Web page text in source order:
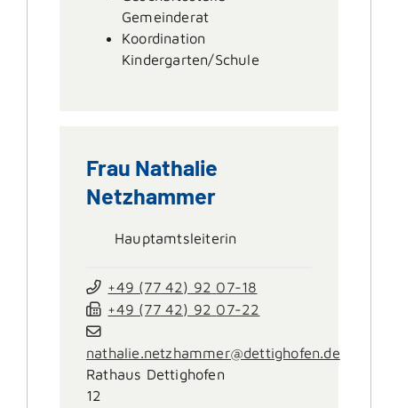
Gemeinderat
Koordination
Kindergarten/Schule
Frau Nathalie
Netzhammer
Hauptamtsleiterin
+49 (77 42) 92 07-18
+49 (77 42) 92 07-22
nathalie.netzhammer@dettighofen.de
Rathaus Dettighofen
12